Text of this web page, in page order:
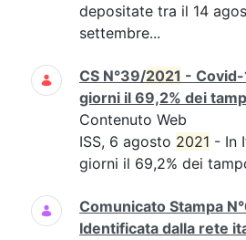
depositate tra il 14
settembre...
CS N°39/2021 -
giorni il 69,2% dei
Contenuto Web
ISS, 6 agosto 2021 - In
giorni il 69,2% dei
Comunicato Stampa
Identificata dalla rete